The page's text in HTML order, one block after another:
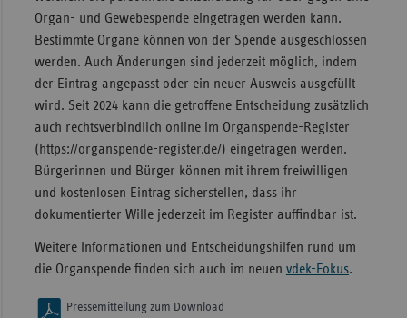
Organ- und Gewebespende eingetragen werden kann.
Bestimmte Organe können von der Spende ausgeschlossen
werden. Auch Änderungen sind jederzeit möglich, indem
der Eintrag angepasst oder ein neuer Ausweis ausgefüllt
wird. Seit 2024 kann die getroffene Entscheidung zusätzlich
auch rechts­verbindlich online im Organspende-Register
(https://organspende-register.de/) eingetragen werden.
Bürgerinnen und Bürger können mit ihrem freiwilligen
und kostenlosen Eintrag sicherstellen, dass ihr
dokumentierter Wille jederzeit im Register auffindbar ist.
Weitere Informationen und Entscheidungshilfen rund um
die Organspende finden sich auch im neuen vdek-Fokus.
Pressemitteilung zum Download